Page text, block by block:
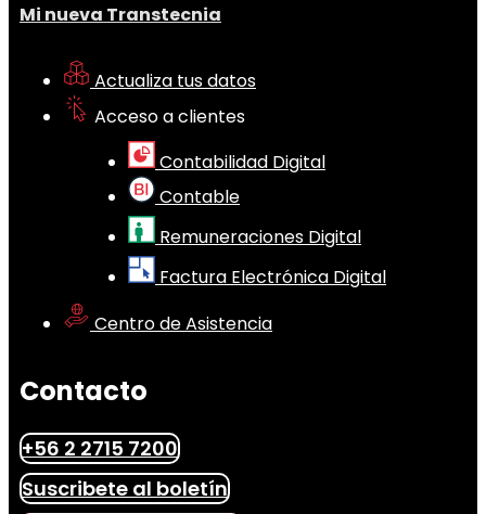
Mi nueva Transtecnia
Actualiza tus datos
Acceso a clientes
Contabilidad Digital
Contable
Remuneraciones Digital
Factura Electrónica Digital
Centro de Asistencia
Contacto
+56 2 2715 7200
Suscribete al boletín